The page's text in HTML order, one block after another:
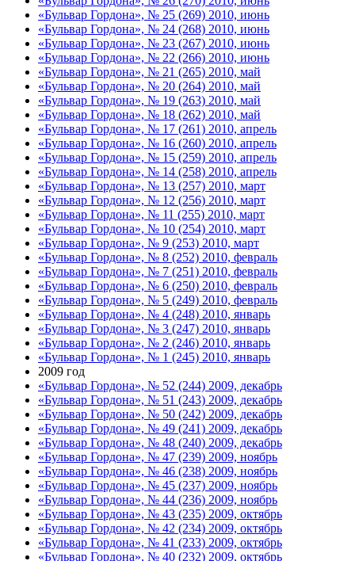
«Бульвар Гордона», № 25 (269) 2010, июнь
«Бульвар Гордона», № 24 (268) 2010, июнь
«Бульвар Гордона», № 23 (267) 2010, июнь
«Бульвар Гордона», № 22 (266) 2010, июнь
«Бульвар Гордона», № 21 (265) 2010, май
«Бульвар Гордона», № 20 (264) 2010, май
«Бульвар Гордона», № 19 (263) 2010, май
«Бульвар Гордона», № 18 (262) 2010, май
«Бульвар Гордона», № 17 (261) 2010, апрель
«Бульвар Гордона», № 16 (260) 2010, апрель
«Бульвар Гордона», № 15 (259) 2010, апрель
«Бульвар Гордона», № 14 (258) 2010, апрель
«Бульвар Гордона», № 13 (257) 2010, март
«Бульвар Гордона», № 12 (256) 2010, март
«Бульвар Гордона», № 11 (255) 2010, март
«Бульвар Гордона», № 10 (254) 2010, март
«Бульвар Гордона», № 9 (253) 2010, март
«Бульвар Гордона», № 8 (252) 2010, февраль
«Бульвар Гордона», № 7 (251) 2010, февраль
«Бульвар Гордона», № 6 (250) 2010, февраль
«Бульвар Гордона», № 5 (249) 2010, февраль
«Бульвар Гордона», № 4 (248) 2010, январь
«Бульвар Гордона», № 3 (247) 2010, январь
«Бульвар Гордона», № 2 (246) 2010, январь
«Бульвар Гордона», № 1 (245) 2010, январь
2009 год
«Бульвар Гордона», № 52 (244) 2009, декабрь
«Бульвар Гордона», № 51 (243) 2009, декабрь
«Бульвар Гордона», № 50 (242) 2009, декабрь
«Бульвар Гордона», № 49 (241) 2009, декабрь
«Бульвар Гордона», № 48 (240) 2009, декабрь
«Бульвар Гордона», № 47 (239) 2009, ноябрь
«Бульвар Гордона», № 46 (238) 2009, ноябрь
«Бульвар Гордона», № 45 (237) 2009, ноябрь
«Бульвар Гордона», № 44 (236) 2009, ноябрь
«Бульвар Гордона», № 43 (235) 2009, октябрь
«Бульвар Гордона», № 42 (234) 2009, октябрь
«Бульвар Гордона», № 41 (233) 2009, октябрь
«Бульвар Гордона», № 40 (232) 2009, октябрь